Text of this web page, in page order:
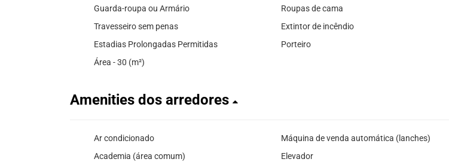
Guarda-roupa ou Armário
Roupas de cama
Travesseiro sem penas
Extintor de incêndio
Estadias Prolongadas Permitidas
Porteiro
Área - 30 (m²)
Amenities dos arredores
Ar condicionado
Máquina de venda automática (lanches)
Academia (área comum)
Elevador